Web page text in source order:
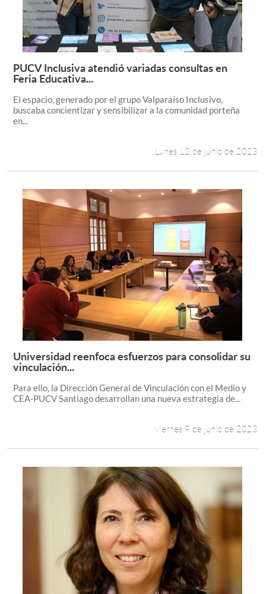
Leer más +
PUCV Inclusiva atendió variadas consultas en
Feria Educativa...
El espacio, generado por el grupo Valparaíso Inclusivo,
buscaba concientizar y sensibilizar a la comunidad porteña
en...
Lunes 12 de junio de 2023
Leer más +
Universidad reenfoca esfuerzos para consolidar su
vinculación...
Para ello, la Dirección General de Vinculación con el Medio y
CEA-PUCV Santiago desarrollan una nueva estrategia de...
Viernes 9 de junio de 2023